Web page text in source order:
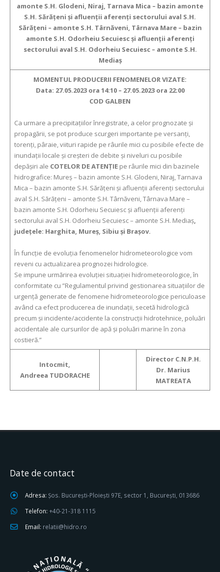
amonte S.H. Glodeni, Niraj, Tarnava Mica – bazin amonte
S.H. Sărățeni și afluenții aferenți sectorului aval S.H.
Sărățeni – amonte S.H. Târnăveni, Târnava Mare – bazin
amonte S.H. Odorheiu Secuiesc și afluenții aferenți
sectorului aval S.H. Odorheiu Secuiesc – amonte S.H.
Mediaș
MOMENTUL PRODUCERII FENOMENELOR VIZATE:
Data: 27.05.2023 ora 14:10 – 27.05.2023 ora 22:00
COD GALBEN
Ca urmare a precipitaţiilor înregistrate, a celor prognozate şi
propagării, se pot produce scurgeri importante pe versanţi,
torenţi, pâraie, viituri rapide pe râurile mici cu posibile efecte de
inundaţii locale şi creşteri de debite şi niveluri cu posibile
depăşiri ale COTELOR DE ATENŢIE pe râurile mici din bazinele
hidrografice: Mureș – bazin amonte S.H. Glodeni, Niraj, Tarnava
Mica – bazin amonte S.H. Sărățeni și afluenții aferenți sectorului
aval S.H. Sărățeni – amonte S.H. Târnăveni, Târnava Mare –
bazin amonte S.H. Odorheiu Secuiesc și afluenții aferenți
sectorului aval S.H. Odorheiu Secuiesc – amonte S.H. Mediaș,
judeţele: Harghita, Mureș, Sibiu și Brașov.
În funcţie de evoluţia fenomenelor hidrometeorologice vom
reveni cu actualizarea prognozei hidrologice.
Se impune urmărirea evoluţiei situaţiei hidrometeorologice, în
conformitate cu ”Regulamentul privind gestionarea situaţiilor de
urgenţă generate de fenomene hidrometeorologice periculoase
având ca efect producerea de inundaţii, secetă hidrologică
precum şi incidente/accidente la construcţii hidrotehnice, poluări
accidentale ale cursurilor de apă şi poluări marine în zona
costieră.”
Intocmit,
Andreea TUDORACHE
Director C.N.P.H.
Dr. Marius
MATREATA
Date de contact
Adresa: Șos. București-Ploiești 97E, sector 1, București, 013686
Telefon: +40-21-318 1115
Email: relatii@hidro.ro